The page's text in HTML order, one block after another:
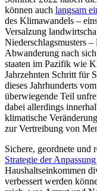
können auch langsam
des Klima­wandels –
Versalzung
Niederschlags­musters
Abwanderung nach
staaten im Pazifik wie
Jahrzehnten Schritt für
dieses Jahrhunderts
überwiegen­de Teil
dabei allerdings
klimati­sche
zur Vertreibung von
Sichere, geordnete und
Strategie der
Haushaltseinkommen
verbessert werden